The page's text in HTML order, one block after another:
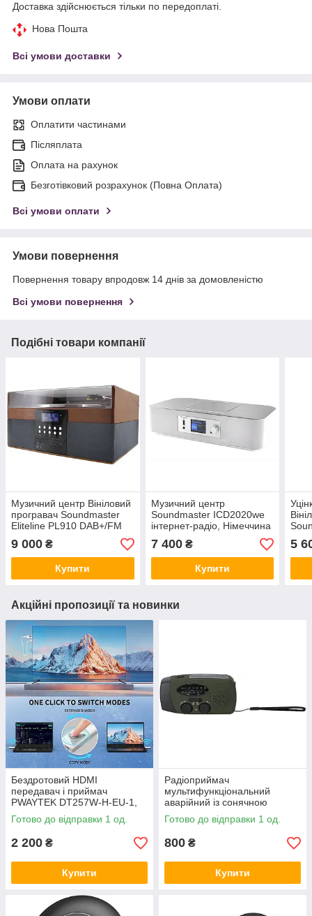
Доставка здійснюється тільки по передоплаті.
Нова Пошта
Всі умови доставки
Умови оплати
Оплатити частинами
Післяплата
Оплата на рахунок
Безготівковий розрахунок (Повна Оплата)
Всі умови оплати
Умови повернення
Повернення товару впродовж 14 днів за домовленістю
Всі умови повернення
Подібні товари компанії
Музичний центр Вініловий
програвач Soundmaster
Eliteline PL910 DAB+/FM
радіо, CD/MP3, USB,
Німеччина
9 000 ₴
Купити
Музичний центр
Soundmaster ICD2020we
інтернет-радіо, Німеччина
7 400₴
Купити
5
Акційні пропозиції та новинки
Бездротовий HDMI
передавач і приймач
PWAYTEK DT257W-H-EU-1,
Amazon
Готово до відправки 1 од.
2 200 ₴
Купити
Радіоприймач
мультифункціональний
аварійний із сонячною
панеллю та павербанком
2000 м, Amazon
Готово до відправки 1 од.
800 ₴
Купити